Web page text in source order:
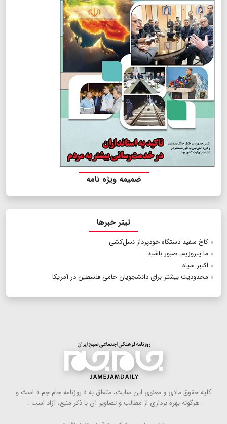
ضمیمه ویژه نامه
تیتر خبرها
کاخ سفید دستگاه خودپرداز نسل‌کشی
ما پیروزیم، صبور باشید
اکتبر سیاه
محدودیت بیشتر برای دانشجویان حامی فلسطین در آمریکا
كلیه حقوق مادی و معنوی این سایت، متعلق به « روزنامه جام جم » است و
هرگونه بهره ‌برداری از مطالب و تصاویر آن با ذكر منبع، آزاد است .